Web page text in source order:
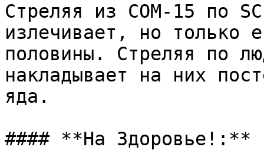
Стреляя из COM-15 по
излечивает, но только
половины. Стреляя по
накладывает на них
яда.
#### **На Здоровье!:**